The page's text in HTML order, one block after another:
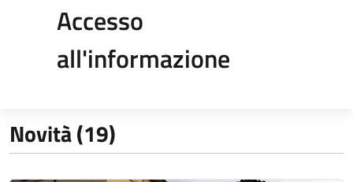
Accesso
all'informazione
Novità (19)